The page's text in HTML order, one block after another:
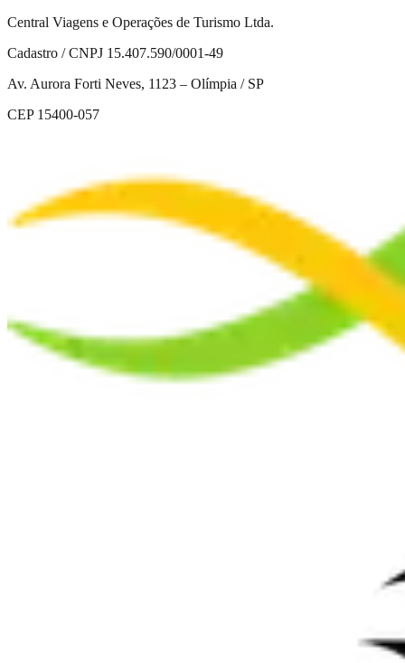
Central Viagens e Operações de Turismo Ltda.
Cadastro / CNPJ 15.407.590/0001-49
Av. Aurora Forti Neves, 1123 – Olímpia / SP
CEP 15400-057